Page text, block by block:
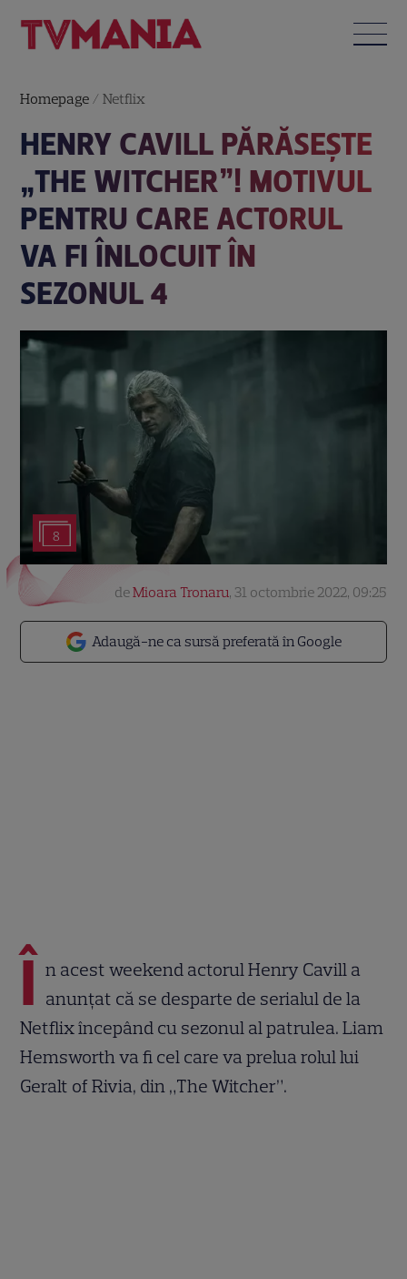
Homepage /Netflix
HENRY CAVILL PĂRĂSEȘTE
„THE WITCHER”! MOTIVUL
PENTRU CARE ACTORUL
VA FI ÎNLOCUIT ÎN
SEZONUL 4
8
Adaugă-ne ca sursă preferată în Google
deMioara Tronaru, 31 octombrie 2022, 09:25
Î n acest weekend actorul Henry Cavill a
anunțat că se desparte de serialul de la
Netflix începând cu sezonul al patrulea. Liam
Hemsworth va fi cel care va prelua rolul lui
Geralt of Rivia, din „The Witcher”.